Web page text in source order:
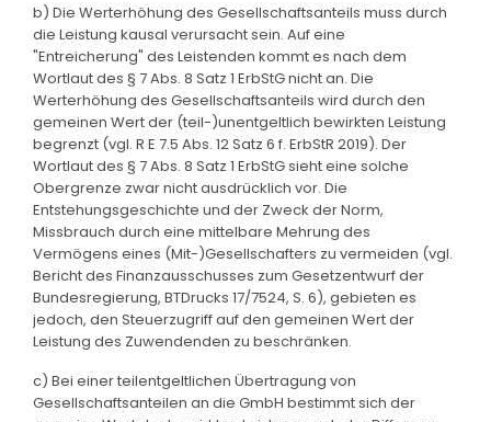
b) Die Werterhöhung des Gesellschaftsanteils muss durch
die Leistung kausal verursacht sein. Auf eine
"Entreicherung" des Leistenden kommt es nach dem
Wortlaut des § 7 Abs. 8 Satz 1 ErbStG nicht an. Die
Werterhöhung des Gesellschaftsanteils wird durch den
gemeinen Wert der (teil-)unentgeltlich bewirkten Leistung
begrenzt (vgl. R E 7.5 Abs. 12 Satz 6 f. ErbStR 2019). Der
Wortlaut des § 7 Abs. 8 Satz 1 ErbStG sieht eine solche
Obergrenze zwar nicht ausdrücklich vor. Die
Entstehungsgeschichte und der Zweck der Norm,
Missbrauch durch eine mittelbare Mehrung des
Vermögens eines (Mit-)Gesellschafters zu vermeiden (vgl.
Bericht des Finanzausschusses zum Gesetzentwurf der
Bundesregierung, BTDrucks 17/7524, S. 6), gebieten es
jedoch, den Steuerzugriff auf den gemeinen Wert der
Leistung des Zuwendenden zu beschränken.
c) Bei einer teilentgeltlichen Übertragung von
Gesellschaftsanteilen an die GmbH bestimmt sich der